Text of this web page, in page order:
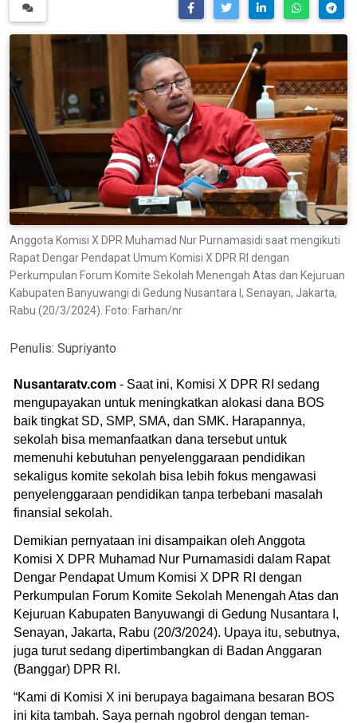
Anggota Komisi X DPR Muhamad Nur Purnamasidi saat mengikuti
Rapat Dengar Pendapat Umum Komisi X DPR RI dengan
Perkumpulan Forum Komite Sekolah Menengah Atas dan Kejuruan
Kabupaten Banyuwangi di Gedung Nusantara I, Senayan, Jakarta,
Rabu (20/3/2024). Foto: Farhan/nr
Penulis: Supriyanto
Nusantaratv.com - Saat ini, Komisi X DPR RI sedang
mengupayakan untuk meningkatkan alokasi dana BOS
baik tingkat SD, SMP, SMA, dan SMK. Harapannya,
sekolah bisa memanfaatkan dana tersebut untuk
memenuhi kebutuhan penyelenggaraan pendidikan
sekaligus komite sekolah bisa lebih fokus mengawasi
penyelenggaraan pendidikan tanpa terbebani masalah
finansial sekolah.
Demikian pernyataan ini disampaikan oleh Anggota
Komisi X DPR Muhamad Nur Purnamasidi dalam Rapat
Dengar Pendapat Umum Komisi X DPR RI dengan
Perkumpulan Forum Komite Sekolah Menengah Atas dan
Kejuruan Kabupaten Banyuwangi di Gedung Nusantara I,
Senayan, Jakarta, Rabu (20/3/2024). Upaya itu, sebutnya,
juga turut sedang dipertimbangkan di Badan Anggaran
(Banggar) DPR RI.
“Kami di Komisi X ini berupaya bagaimana besaran BOS
ini kita tambah. Saya pernah ngobrol dengan teman-